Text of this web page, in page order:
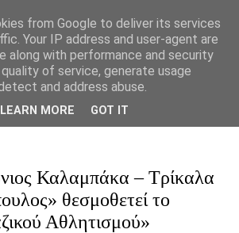
Ιπποκράτειος
Καλαμπάκα – Τρίκαλα
θεσμοθετεί το
Αθλητισμού»
from Google to deliver its services
Your IP address and user-agent are
along with performance and security
of service, generate usage
and address abuse.
LEARN MORE GOT IT